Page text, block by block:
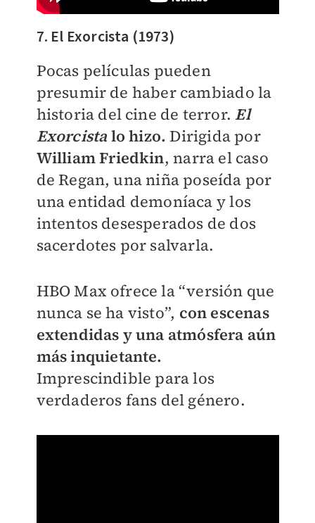
7. El Exorcista (1973)
Pocas películas pueden
presumir de haber cambiado la
historia del cine de terror. El
Exorcistalo hizo. Dirigida por
William Friedkin, narra el caso
de Regan, una niña poseída por
una entidad demoníaca y los
intentos desesperados de dos
sacerdotes por salvarla.
HBO Max ofrece la “versión que
nunca se ha visto”, con escenas
extendidas y una atmósfera aún
más inquietante.
Imprescindible para los
verdaderos fans del género.